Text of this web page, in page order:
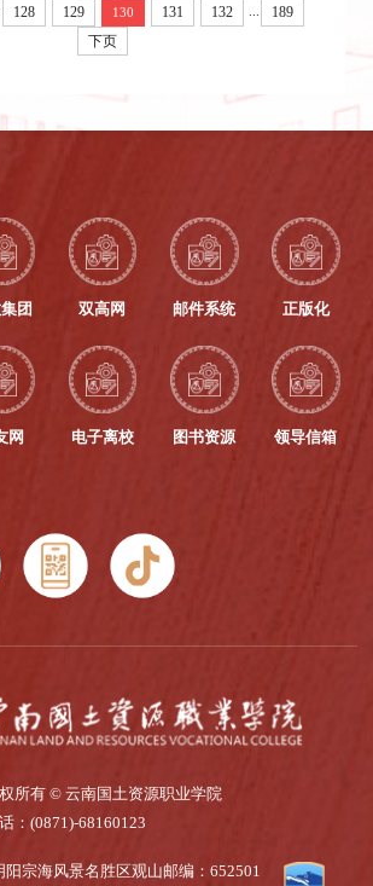
大宗...
128 129 130 131 132
189
下页
团 双高网 邮件系统 正版化
网 电子离校 图书资源 领导信箱
所有 © 云南国土资源职业学院
：(0871)-68160123
阳宗海风景名胜区观山邮编：652501